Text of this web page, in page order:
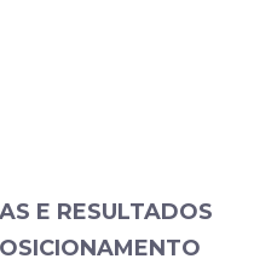
E RESULTADOS